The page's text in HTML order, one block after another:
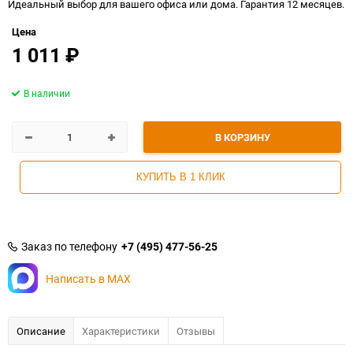
Идеальный выбор для вашего офиса или дома. Гарантия 12 месяцев.
Цена
1 011 ₽
В КОРЗИНУ
КУПИТЬ В 1 КЛИК
В наличии
Заказ по телефону +7 (495) 477-56-25
Написать в MAX
Описание Характеристики Отзывы